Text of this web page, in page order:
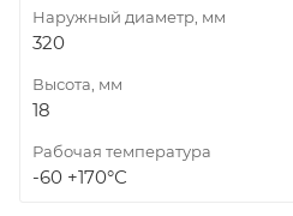
Наружный диаметр, мм
320
Высота, мм
18
Рабочая температура
-60 +170°С